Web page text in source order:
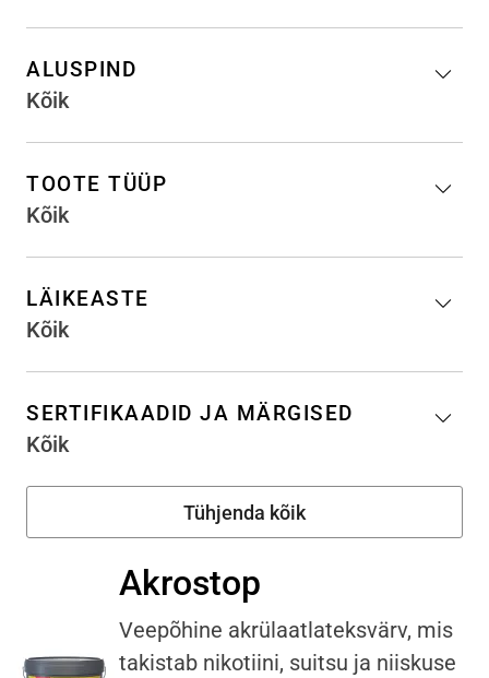
ALUSPIND
Kõik
TOOTE TÜÜP
Kõik
LÄIKEASTE
Kõik
SERTIFIKAADID JA MÄRGISED
Kõik
Akrostop
Veepõhine akrülaatlateksvärv, mis
takistab nikotiini, suitsu ja niiskuse